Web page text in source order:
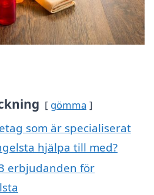
gömma
som är specialiserat
hjälpa till med?
erbjudanden för